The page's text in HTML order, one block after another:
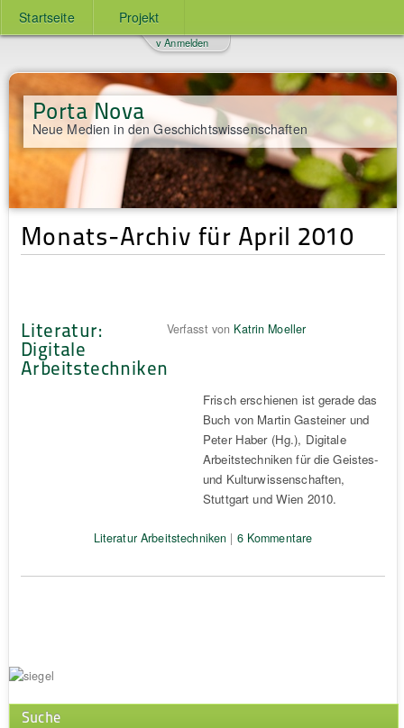
Startseite Projekt
Porta Nova
Neue Medien in den Geschichtswissenschaften
v Anmelden
Monats-Archiv für April 2010
Literatur:
Digitale
Arbeitstechniken
Verfasst von Katrin Moeller
Frisch erschienen ist gerade das
Buch von Martin Gasteiner und
Peter Haber (Hg.), Digitale
Arbeitstechniken für die Geistes-
und Kulturwissenschaften,
Stuttgart und Wien 2010.
Literatur Arbeitstechniken | 6 Kommentare
Suche